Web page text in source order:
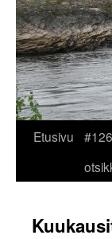
Siirry
Etusivu